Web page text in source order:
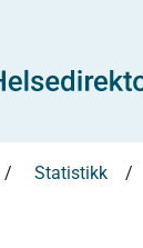
Statistikk